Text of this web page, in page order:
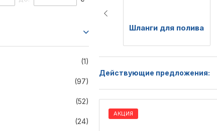
(1)
(97)
(52)
(24)
Шланги для полива
Действующие предложения:
АКЦИЯ